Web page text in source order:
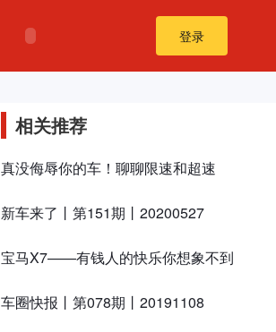
登录
相关推荐
真没侮辱你的车！聊聊限速和超速
新车来了丨第151期丨20200527
宝马X7——有钱人的快乐你想象不到
车圈快报丨第078期丨20191108